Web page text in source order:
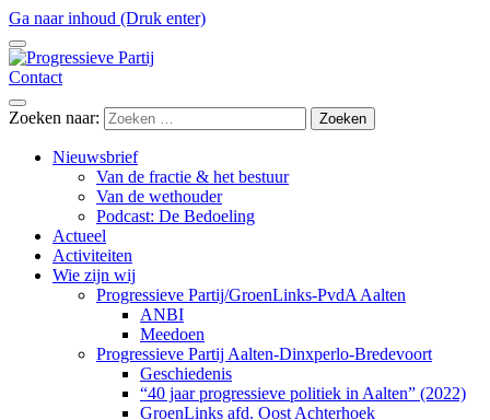
Ga naar inhoud (Druk enter)
Contact
Zoeken naar:
Nieuwsbrief
Van de fractie & het bestuur
Van de wethouder
Podcast: De Bedoeling
Actueel
Activiteiten
Wie zijn wij
Progressieve Partij/GroenLinks-PvdA Aalten
ANBI
Meedoen
Progressieve Partij Aalten-Dinxperlo-Bredevoort
Geschiedenis
“40 jaar progressieve politiek in Aalten” (2022)
GroenLinks afd. Oost Achterhoek